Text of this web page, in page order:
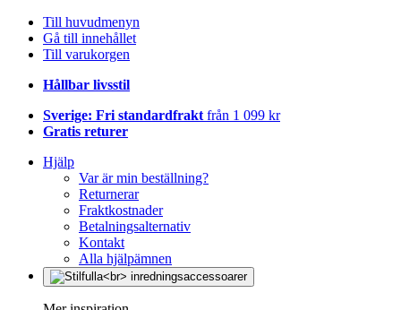
Till huvudmenyn
Gå till innehållet
Till varukorgen
Hållbar livsstil
Sverige: Fri standardfrakt från 1 099 kr
Gratis returer
Hjälp
Var är min beställning?
Returnerar
Fraktkostnader
Betalningsalternativ
Kontakt
Alla hjälpämnen